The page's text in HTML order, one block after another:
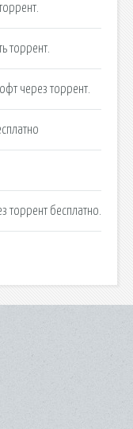
торрент.
через торрент.
торрент бесплатно.